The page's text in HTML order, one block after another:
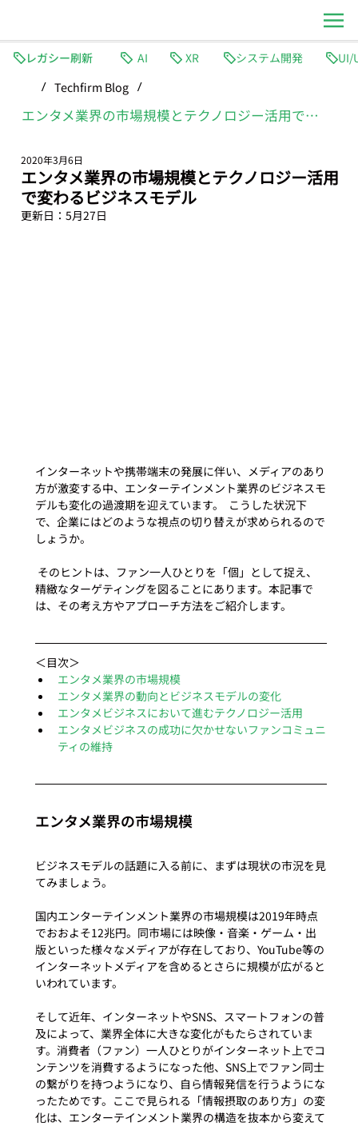
レガシー刷新 AI XR
システム開発
/ Techfirm Blog /
エンタメ業界の市場規模とテクノロジー活用で変わるビジネスモデル
エンタメ業界の市場規模とテクノロジー活用
で変わるビジネスモデル
2020年3月6日
更新日： 5月27日
インターネットや携帯端末の発展に伴い、メディアのあり
方が激変する中、エンターテインメント業界のビジネスモ
デルも変化の過渡期を迎えています。  こうした状況下
で、企業にはどのような視点の切り替えが求められるので
しょうか。
精緻なターゲティングを図ることにあります。本記事で
は、その考え方やアプローチ方法をご紹介します。
＜目次＞
エンタメ業界の市場規模
エンタメ業界の動向とビジネスモデルの変化
エンタメビジネスにおいて進むテクノロジー活用
エンタメビジネスの成功に欠かせないファンコミュニ
ティの維持
エンタメ業界の市場規模
ビジネスモデルの話題に入る前に、まずは現状の市況を見
てみましょう。
国内エンターテインメント業界の市場規模は2019年時点
でおおよそ12兆円。同市場には映像・音楽・ゲーム・出
版といった様々なメディアが存在しており、YouTube等の
インターネットメディアを含めるとさらに規模が広がると
いわれています。
そして近年、インターネットやSNS、スマートフォンの普
及によって、業界全体に大きな変化がもたらされていま
す。消費者（ファン）一人ひとりがインターネット上でコ
ンテンツを消費するようになった他、SNS上でファン同士
の繋がりを持つようになり、自ら情報発信を行うようにな
ったためです。ここで見られる「情報摂取のあり方」の変
化は、エンターテインメント業界の構造を抜本から変えて